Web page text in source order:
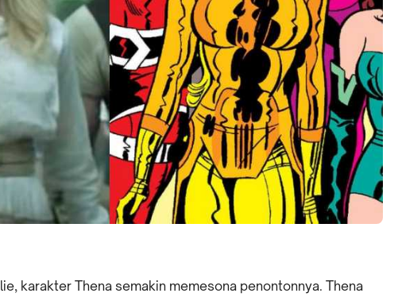
karakter Thena semakin memesona penontonnya. Thena